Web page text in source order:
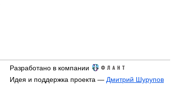
Разработано в компании
Идея и поддержка проекта — Дмитрий Шурупов